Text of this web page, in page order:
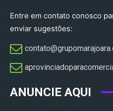
Entre em contato conosco
enviar sugestões:
ANUNCIE AQUI